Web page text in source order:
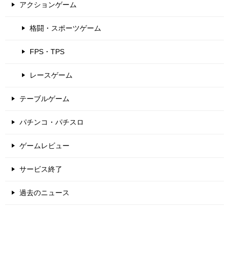
アクションゲーム
格闘・スポーツゲーム
FPS・TPS
レースゲーム
テーブルゲーム
パチンコ・パチスロ
ゲームレビュー
サービス終了
過去のニュース